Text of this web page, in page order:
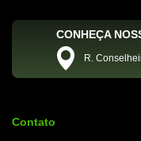
CONHEÇA
R.
Contato